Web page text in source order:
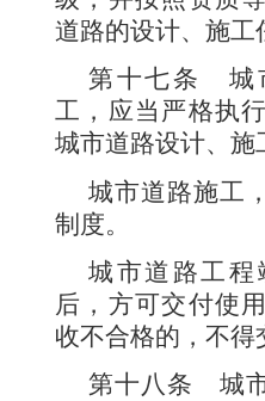
道路的设计、施工
第十七条城
工，应当严格执
城市道路设计、施
城市道路施工
制度。
城市道路工程
后，方可交付使
收不合格的，不得
第十八条 城